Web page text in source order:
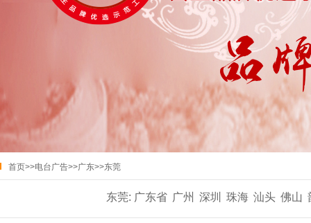
首页>>电台广告>>广东>>东莞
东莞: 广东省 广州 深圳 珠海 汕头 佛山